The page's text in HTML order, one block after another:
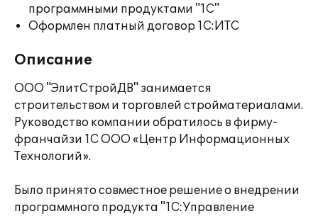
программными продуктами "1С"
Оформлен платный договор 1С:ИТС
Описание
ООО "ЭлитСтройДВ" занимается
строительством и торговлей стройматериалами.
Руководство компании обратилось в фирму-
франчайзи 1С ООО «Центр Информационных
Технологий».
Было принято совместное решение о внедрении
программного продукта "1С:Управление